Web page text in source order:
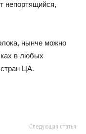
непортящийся,
нынче можно
в любых
ЦА.
Следующая статья